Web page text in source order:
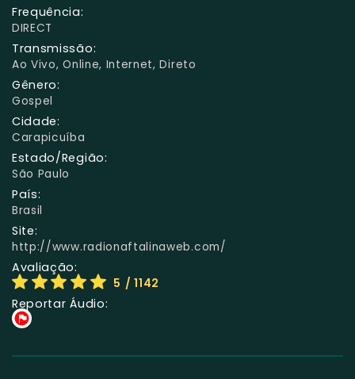
Frequência:
DIRECT
Transmissão:
Ao Vivo, Online, Internet, Direto
Gênero:
Gospel
Cidade:
Carapicuíba
Estado/Região:
São Paulo
País:
Brasil
Site:
http://www.radionaftalinaweb.com/
Avaliação:
5 / 1142
Reportar Áudio: